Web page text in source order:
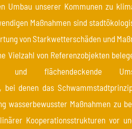
Umbau unserer Kommunen zu
Maßnahmen sind
von Starkwetterschäden und
Vielzahl von Referenzobjekten
flächendeckende
bei denen das
wasserbewusster Maßnahmen zu
Kooperationsstrukturen vor